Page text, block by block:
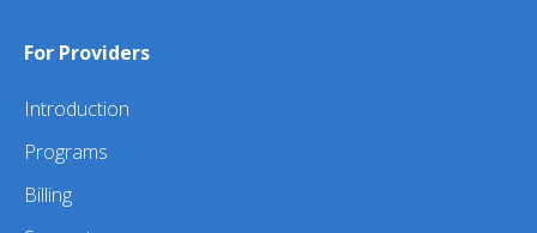
For Providers
Introduction
Programs
Billing